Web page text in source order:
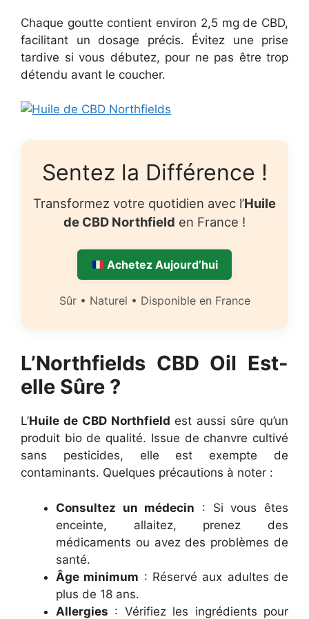
Chaque goutte contient environ 2,5 mg de CBD,
facilitant un dosage précis. Évitez une prise
tardive si vous débutez, pour ne pas être trop
détendu avant le coucher.
Sentez la Différence !
Transformez votre quotidien avec l’Huile
de CBD Northfield en France !
Achetez Aujourd’hui
Sûr • Naturel • Disponible en France
L’Northfields CBD Oil Est-
elle Sûre ?
L’Huile de CBD Northfield est aussi sûre qu’un
produit bio de qualité. Issue de chanvre cultivé
sans pesticides, elle est exempte de
contaminants. Quelques précautions à noter :
Consultez un médecin : Si vous êtes
enceinte, allaitez, prenez des
médicaments ou avez des problèmes de
santé.
Âge minimum : Réservé aux adultes de
plus de 18 ans.
Allergies : Vérifiez les ingrédients pour